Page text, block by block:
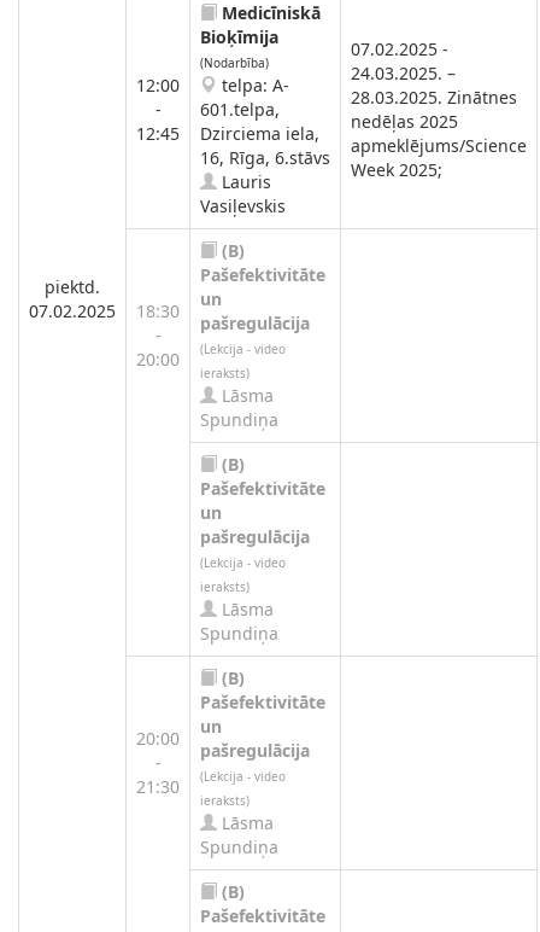
piektd.
07.02.2025
12:00
-
12:45
Medicīniskā
Bioķīmija
(Nodarbība)
telpa: A-
601.telpa,
Dzirciema iela,
16, Rīga, 6.stāvs
Lauris
Vasiļevskis
07.02.2025 -
24.03.2025. –
28.03.2025. Zinātnes
nedēļas 2025
apmeklējums/Science
Week 2025;
18:30
-
20:00
(B)
Pašefektivitāte
un
pašregulācija
(Lekcija - video
ieraksts)
Lāsma
Spundiņa
(B)
Pašefektivitāte
un
pašregulācija
(Lekcija - video
ieraksts)
Lāsma
Spundiņa
20:00
-
21:30
(B)
Pašefektivitāte
un
pašregulācija
(Lekcija - video
ieraksts)
Lāsma
Spundiņa
(B)
Pašefektivitāte